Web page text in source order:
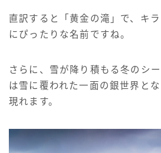
直訳すると「黄金の滝」で、キ
にぴったりな名前ですね。
さらに、雪が降り積もる冬のシ
は雪に覆われた一面の銀世界と
現れます。